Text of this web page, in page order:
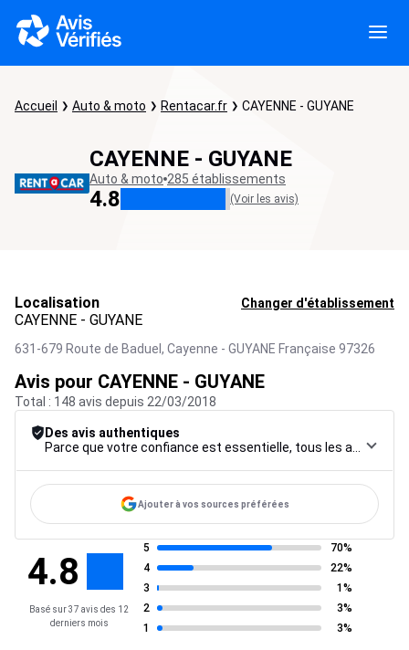
Accueil Auto & moto Rentacar.fr CAYENNE - GUYANE
CAYENNE - GUYANE
Auto & moto 285 établissements
4.8 (Voir les avis)
Localisation Changer d'établissement
CAYENNE - GUYANE
631-679 Route de Baduel, Cayenne - GUYANE Française 97326
Avis pour CAYENNE - GUYANE
Total : 148 avis depuis 22/03/2018
Des avis authentiques
Ajouter à vos sources préférées
4.8
Basé sur 37 avis des 12
derniers mois
5
70%
4
22%
3
1%
2
3%
1
3%